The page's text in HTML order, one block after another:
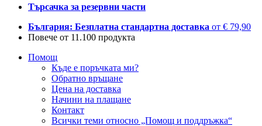
Търсачка за резервни части
България: Безплатна стандартна доставка от € 79,90
Повече от 11.100 продукта
Помощ
Къде е поръчката ми?
Обратно връщане
Цена на доставка
Начини на плащане
Контакт
Всички теми относно „Помощ и поддръжка“